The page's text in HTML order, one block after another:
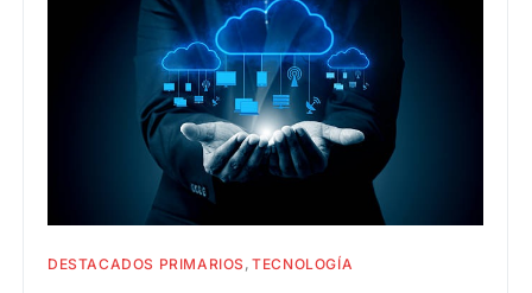
DESTACADOS PRIMARIOS TECNOLOGÍA